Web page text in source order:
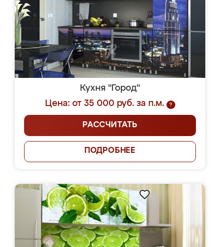
Кухня "Город"
Цена: от 35 000 руб. за п.м.
?
РАССЧИТАТЬ
ПОДРОБНЕЕ